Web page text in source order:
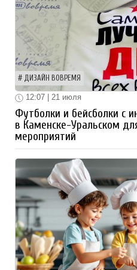
ДИЗАЙН ВОВРЕМЯ
12:07 | 21 июля
Футболки и бейсболки с
в Каменске-Уральском
мероприятий